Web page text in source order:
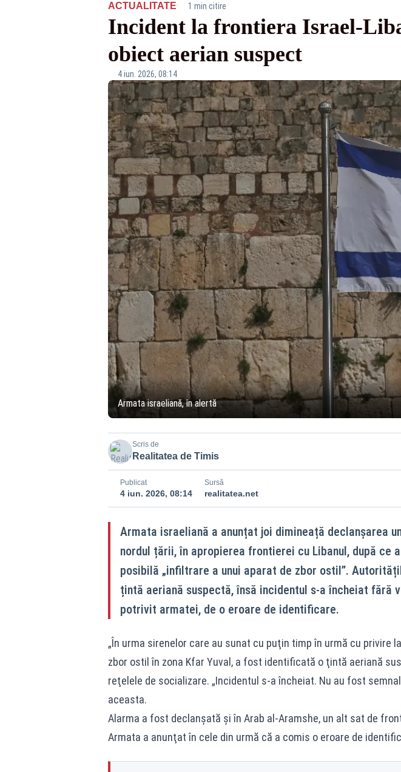
ACTUALITATE· 1 min citire
Incident la frontiera Israel-
obiect aerian suspect
4 iun. 2026, 08:14
Armata israeliană, în alertă
Scris de
Realitatea de Timis
Publicat
4 iun. 2026, 08:14
Sursă
realitatea.net
Armata israeliană a anunțat joi dimineață declanșarea
nordul țării, în apropierea frontierei cu Libanul, după ce
posibilă „infiltrare a unui aparat de zbor ostil”.
țintă aeriană suspectă, însă incidentul s-a încheiat fără
potrivit armatei, de o eroare de identificare.
„În urma sirenelor care au sunat cu puţin timp în urmă cu privire
zbor ostil în zona Kfar Yuval, a fost identificată o ţintă aeriană
reţelele de socializare. „Incidentul s-a încheiat. Nu au fost
aceasta.
Alarma a fost declanşată şi în Arab al-Aramshe, un alt sat de
Armata a anunţat în cele din urmă că a comis o eroare de